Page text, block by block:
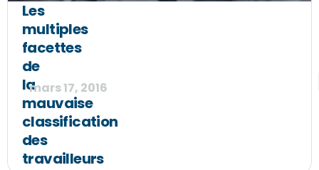
Les
multiples
facettes
de
la
mauvaise
classification
des
travailleurs
mars 17, 2016